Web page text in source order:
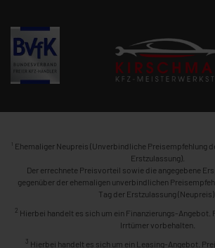
1 Ehemaliger Neupreis (Unverbindliche Preisempfehlung
Erstzulassung).
Der errechnete Preisvorteil sowie die angegebene
gegenüber der ehemaligen unverbindlichen
Tag der Erstzulassung (Neupreis).
2 Hierbei handelt es sich um ein Finanzierungs-Angebot.
Irrtümer vorbehalten.
3 Hierbei handelt es sich um ein Leasing-Angebot.